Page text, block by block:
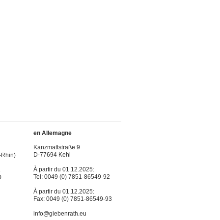
Rhin)
en Allemagne
Kanzmattstraße 9
D-77694 Kehl
À partir du 01.12.2025:
Tel: 0049 (0) 7851-86549-92
À partir du 01.12.2025:
Fax: 0049 (0) 7851-86549-93
info@giebenrath.eu